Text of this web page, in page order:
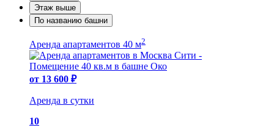
Этаж выше
По названию башни
Аренда апартаментов 40 м2
от 13 600 ₽
Аренда в сутки
10